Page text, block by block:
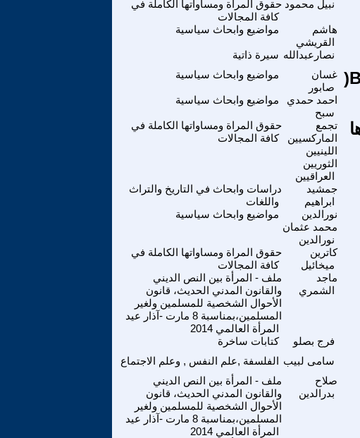
حقوق المراة ومساواتها الكاملة في
كافة المجالات
نبيل محمود
مواضيع وابحاث سياسية
هاشم
القريشي
سيرة ذاتية نصارعبدالله
مواضيع وابحاث سياسية
غسان
صابور
مواضيع وابحاث سياسية
احمد حمدي
سبح
حقوق المراة ومساواتها الكاملة في
كافة المجالات
تجمع
الماركسيين
اللينيين
الثوريين
العراقيين
دراسات وابحاث في التاريخ والتراث
واللغات
جمشيد
ابراهيم
مواضيع وابحاث سياسية
نورالدين
محمد عثمان
نورالدين
حقوق المراة ومساواتها الكاملة في
كافة المجالات
كاترين
ميخائيل
ملف - المرأة بين النص الديني
والقانون المدني الحديث، قانون
الأحوال الشخصية للمسلمين ولغير
المسلمين،بمناسبة 8 مارت -آذار عيد
المرأة العالمي 2014
ماجد
الشمري
كتابات ساخرة فرج بصلو
الفلسفة ,علم النفس , وعلم الاجتماع سامى لبيب
ملف - المرأة بين النص الديني
والقانون المدني الحديث، قانون
الأحوال الشخصية للمسلمين ولغير
المسلمين،بمناسبة 8 مارت -آذار عيد
المرأة العالمي 2014
صلاح
بدرالدين